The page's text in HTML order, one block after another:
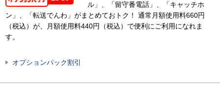
ル」、「留守番電話」、「キャッチホ
ン」、「転送でんわ」がまとめておトク！ 通常月額使用料660円
（税込）が、月額使用料440円（税込）で便利にご利用になれま
す。
オプションパック割引